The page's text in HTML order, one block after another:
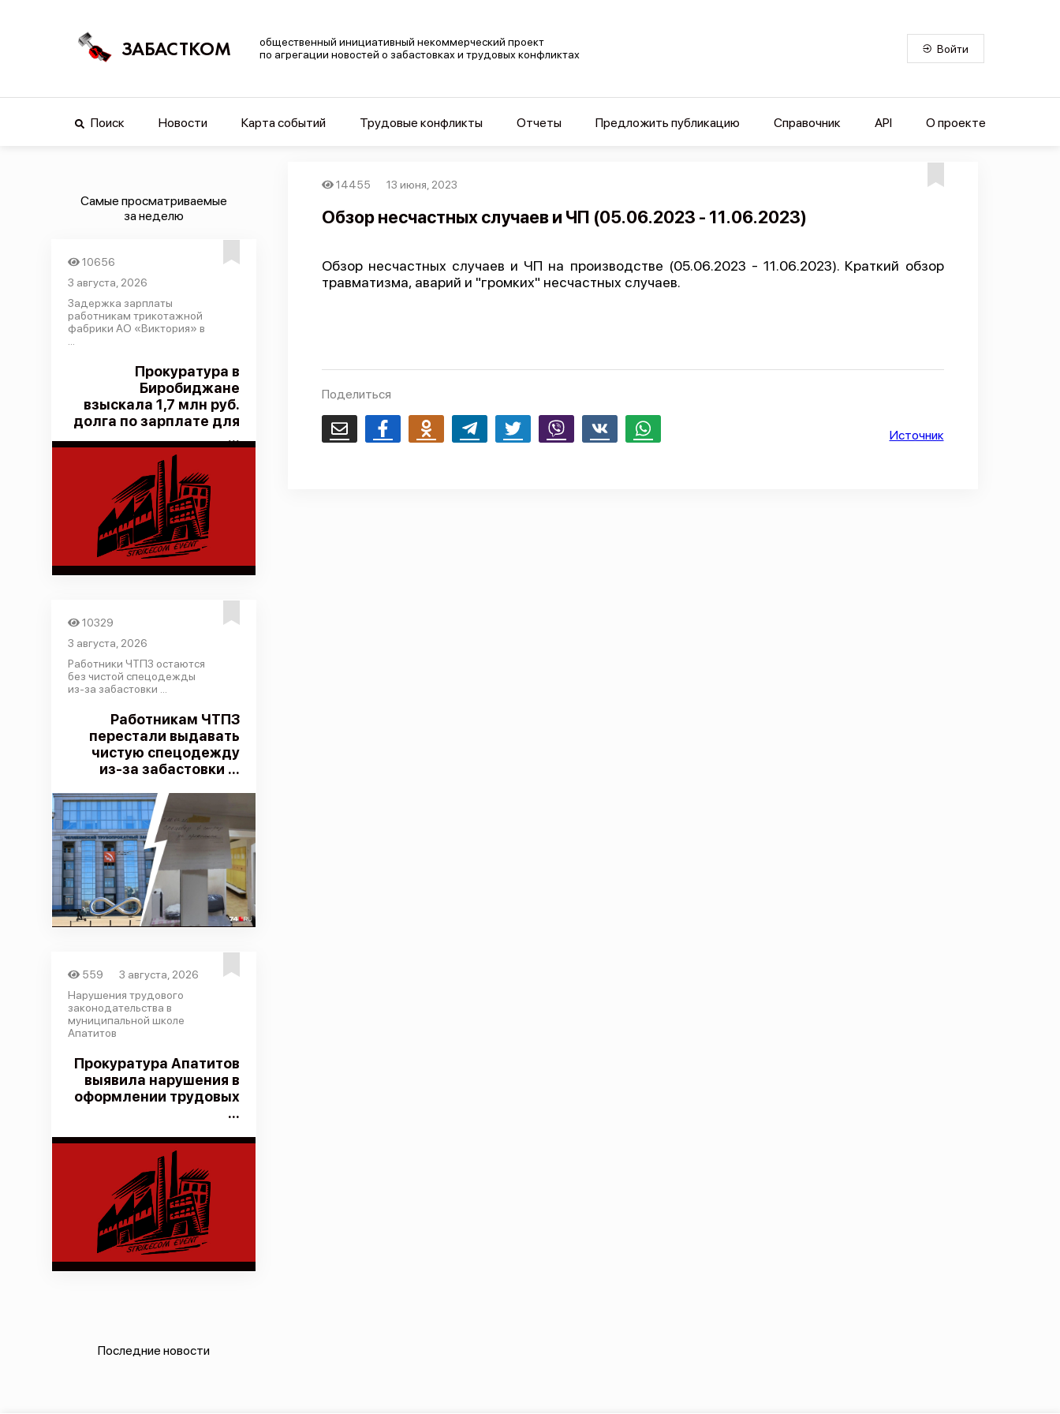
ЗАБАСТКОМ
общественный инициативный некоммерческий проект
по агрегации новостей о забастовках и трудовых конфликтах
Войти
Поиск Новости Карта событий Трудовые конфликты Отчеты Предложить публикацию Справочник API О проекте
Самые просматриваемые
за неделю
10656
3 августа, 2026
Задержка зарплаты
работникам трикотажной
фабрики АО «Виктория» в
Прокуратура в
Биробиджане
взыскала 1,7 млн руб.
долга по зарплате для
...
10329
3 августа, 2026
Работники ЧТПЗ остаются
без чистой спецодежды
из-за забастовки ...
Работникам ЧТПЗ
перестали выдавать
чистую спецодежду
из-за забастовки ...
559
3 августа, 2026
Нарушения трудового
законодательства в
муниципальной школе
Апатитов
Прокуратура Апатитов
выявила нарушения в
оформлении трудовых
...
Последние новости
14455 13 июня, 2023
Обзор несчастных случаев и ЧП (05.06.2023 - 11.06.2023)
Обзор несчастных случаев и ЧП на производстве (05.06.2023 - 11.06.2023). Краткий обзор
травматизма, аварий и "громких" несчастных случаев.
Поделиться
Email FacebookOdnoklassnikiTelegram Twitter Viber Whatsapp Источник